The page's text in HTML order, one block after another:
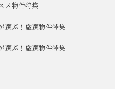
メ物件特集
選ぶ！厳選物件特集
選ぶ！厳選物件特集